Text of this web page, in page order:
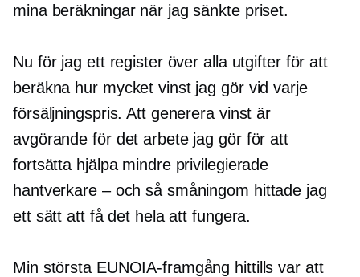
mina beräkningar när jag sänkte priset.
Nu för jag ett register över alla utgifter för att
beräkna hur mycket vinst jag gör vid varje
försäljningspris. Att generera vinst är
avgörande för det arbete jag gör för att
fortsätta hjälpa mindre privilegierade
hantverkare – och så småningom hittade jag
ett sätt att få det hela att fungera.
Min största EUNOIA-framgång hittills var att